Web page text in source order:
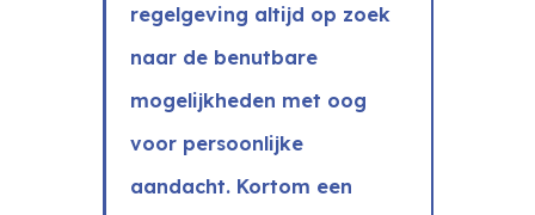
and
right
arrow
keys
regelgeving altijd op zoek
naar de benutbare
mogelijkheden met oog
voor persoonlijke
aandacht. Kortom een